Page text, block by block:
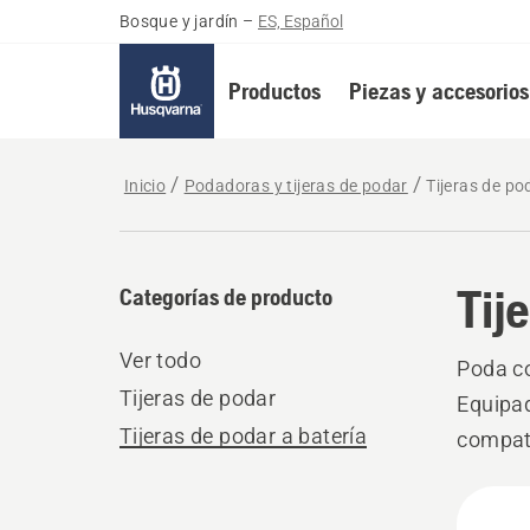
Bosque y jardín – ES, Español
Productos Piezas y accesorios
Inicio Podadoras y tijeras de podar Tijeras de
Categorías de producto
Ver todo
Tijeras de podar
Tijeras de podar a batería
Poda